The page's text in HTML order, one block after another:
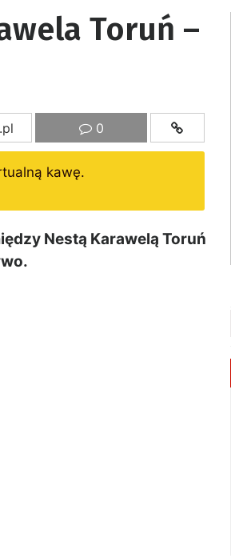
Toruń –
0
kawę.
Nestą Karawelą Toruń